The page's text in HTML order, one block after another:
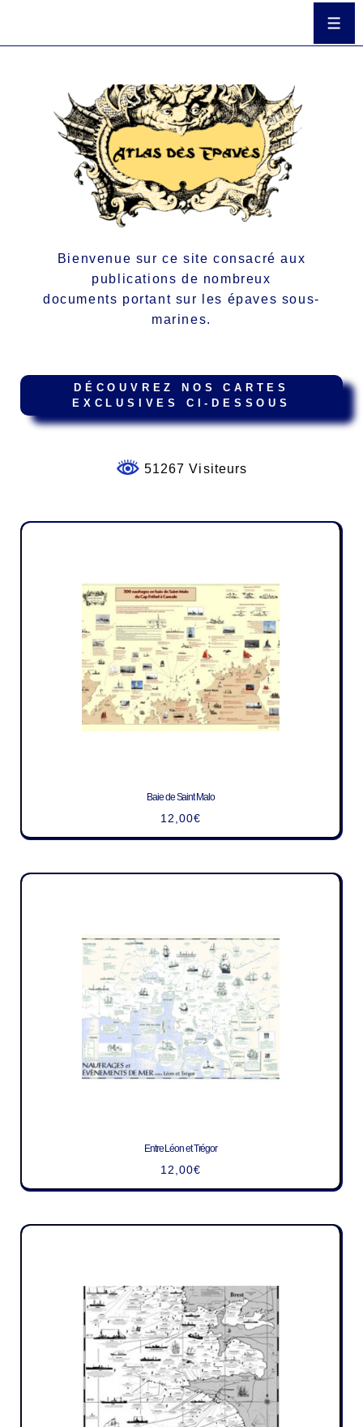
Bienvenue sur ce site consacré aux
publications de nombreux
documents portant sur les épaves sous-
marines.
DÉCOUVREZ NOS CARTES
EXCLUSIVES CI-DESSOUS
51267 Visiteurs
Baie de Saint Malo
12,00€
Entre Léon et Trégor
12,00€